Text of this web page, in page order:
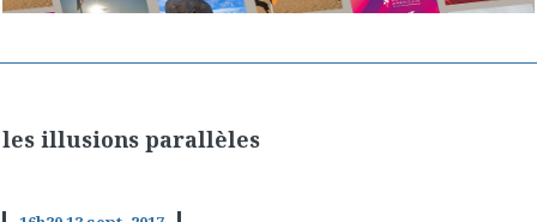
les illusions parallèles